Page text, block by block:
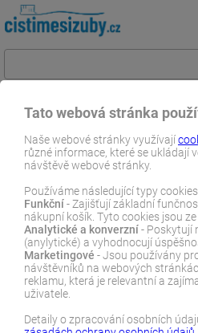
Tato webová stránka
Naše webové stránky využívají
různé informace, které se ukládají
návštěvě webové stránky.
Používáme následující typy
Funkční- Zajišťují základní
nákupní košík. Tyto cookies jsou
Analytické a konverzní- Poskytují
(anylytické) a vyhodnocují
Marketingové - Jsou používány
návštěvníků na webových
reklamu, která je relevantní a
uživatele.
Detaily o zpracování osobních
ČistímeSiZuby.cz E-shop
Sencor
Sencor SOI 1211GD
E-SHOP